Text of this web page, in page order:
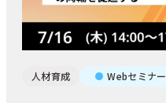
人材育成 Webセミナー